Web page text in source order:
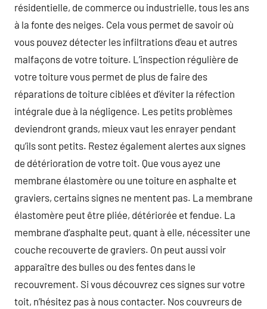
résidentielle, de commerce ou industrielle, tous les ans
à la fonte des neiges. Cela vous permet de savoir où
vous pouvez détecter les infiltrations d’eau et autres
malfaçons de votre toiture. L’inspection régulière de
votre toiture vous permet de plus de faire des
réparations de toiture ciblées et d’éviter la réfection
intégrale due à la négligence. Les petits problèmes
deviendront grands, mieux vaut les enrayer pendant
qu’ils sont petits. Restez également alertes aux signes
de détérioration de votre toit. Que vous ayez une
membrane élastomère ou une toiture en asphalte et
graviers, certains signes ne mentent pas. La membrane
élastomère peut être pliée, détériorée et fendue. La
membrane d’asphalte peut, quant à elle, nécessiter une
couche recouverte de graviers. On peut aussi voir
apparaître des bulles ou des fentes dans le
recouvrement. Si vous découvrez ces signes sur votre
toit, n’hésitez pas à nous contacter. Nos couvreurs de